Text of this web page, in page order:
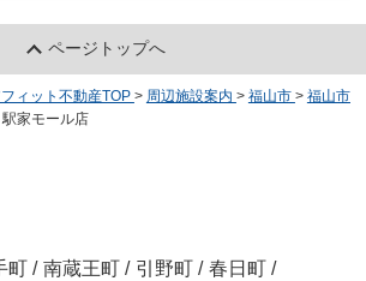
ページトップへ
ィット不動産TOP > 周辺施設案内 > 福山市 > 福山市
家モール店
町 / 南蔵王町 / 引野町 / 春日町 /